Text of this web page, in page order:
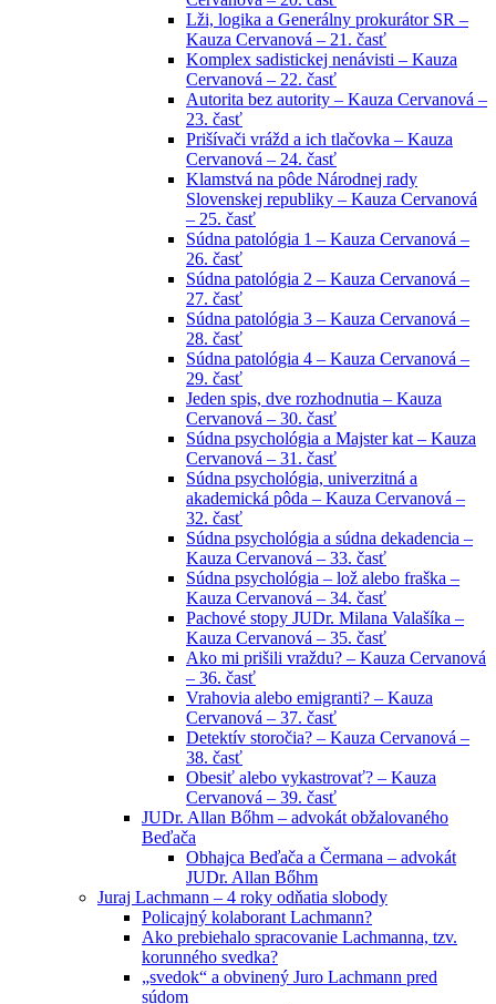
Lži, logika a Generálny prokurátor SR –
Kauza Cervanová – 21. časť
Komplex sadistickej nenávisti – Kauza
Cervanová – 22. časť
Autorita bez autority – Kauza Cervanová –
23. časť
Prišívači vrážd a ich tlačovka – Kauza
Cervanová – 24. časť
Klamstvá na pôde Národnej rady
Slovenskej republiky – Kauza Cervanová
– 25. časť
Súdna patológia 1 – Kauza Cervanová –
26. časť
Súdna patológia 2 – Kauza Cervanová –
27. časť
Súdna patológia 3 – Kauza Cervanová –
28. časť
Súdna patológia 4 – Kauza Cervanová –
29. časť
Jeden spis, dve rozhodnutia – Kauza
Cervanová – 30. časť
Súdna psychológia a Majster kat – Kauza
Cervanová – 31. časť
Súdna psychológia, univerzitná a
akademická pôda – Kauza Cervanová –
32. časť
Súdna psychológia a súdna dekadencia –
Kauza Cervanová – 33. časť
Súdna psychológia – lož alebo fraška –
Kauza Cervanová – 34. časť
Pachové stopy JUDr. Milana Valašíka –
Kauza Cervanová – 35. časť
Ako mi prišili vraždu? – Kauza Cervanová
– 36. časť
Vrahovia alebo emigranti? – Kauza
Cervanová – 37. časť
Detektív storočia? – Kauza Cervanová –
38. časť
Obesiť alebo vykastrovať? – Kauza
Cervanová – 39. časť
JUDr. Allan Bőhm – advokát obžalovaného
Beďača
Obhajca Beďača a Čermana – advokát
JUDr. Allan Bőhm
Juraj Lachmann – 4 roky odňatia slobody
Policajný kolaborant Lachmann?
Ako prebiehalo spracovanie Lachmanna, tzv.
korunného svedka?
„svedok“ a obvinený Juro Lachmann pred
súdom